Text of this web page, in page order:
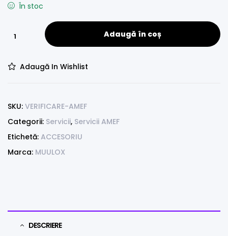
În stoc
Adaugă în coș
Adaugă In Wishlist
SKU: VERIFICARE-AMEF
Categorii: Servicii, Servicii AMEF
Etichetă: ACCESORIU
Marca: MUULOX
DESCRIERE